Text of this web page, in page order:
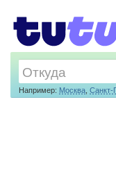
Например: Москва, Санкт-